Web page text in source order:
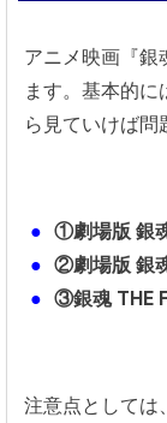
アニメ映画『銀
ます。基本的
ら見ていけば問
①劇場版 銀
②劇場版 銀
③銀魂 THE
注意点としては